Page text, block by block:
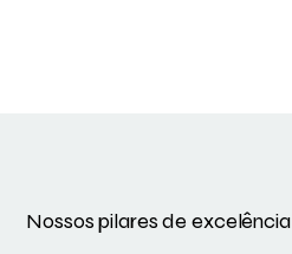
Nossos pilares de excelência